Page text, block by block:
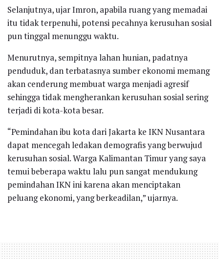
Selanjutnya, ujar Imron, apabila ruang yang memadai
itu tidak terpenuhi, potensi pecahnya kerusuhan sosial
pun tinggal menunggu waktu.
Menurutnya, sempitnya lahan hunian, padatnya
penduduk, dan terbatasnya sumber ekonomi memang
akan cenderung membuat warga menjadi agresif
sehingga tidak mengherankan kerusuhan sosial sering
terjadi di kota-kota besar.
“Pemindahan ibu kota dari Jakarta ke IKN Nusantara
dapat mencegah ledakan demografis yang berwujud
kerusuhan sosial. Warga Kalimantan Timur yang saya
temui beberapa waktu lalu pun sangat mendukung
pemindahan IKN ini karena akan menciptakan
peluang ekonomi, yang berkeadilan,” ujarnya.